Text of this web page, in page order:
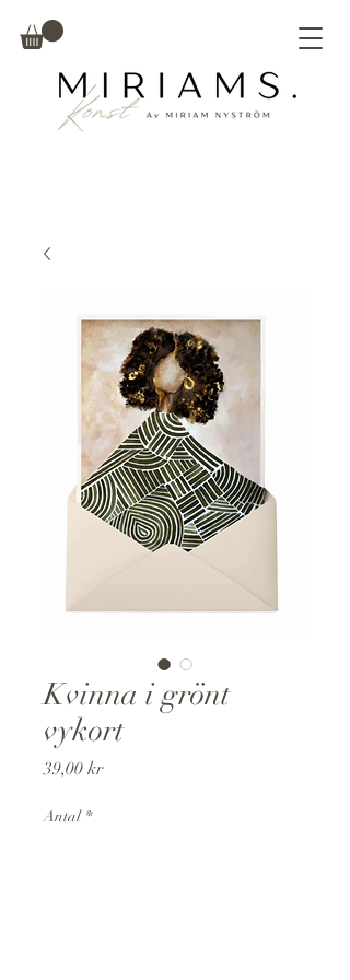
Kvinna i grönt
vykort
39,00 krPris
Antal *